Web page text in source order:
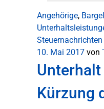
Angehörige,
Steuernachrichten
10. Mai 2017 von
Kürzung